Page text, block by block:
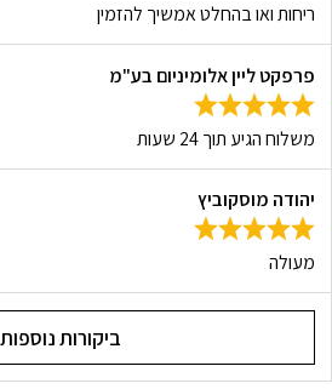
ריחות ואו בהחלט אמשיך להזמין
פרפקט ליין אלומיניום בע"מ
משלוח הגיע תוך 24 שעות
יהודה מוסקוביץ
מעולה
ביקורות נוספות